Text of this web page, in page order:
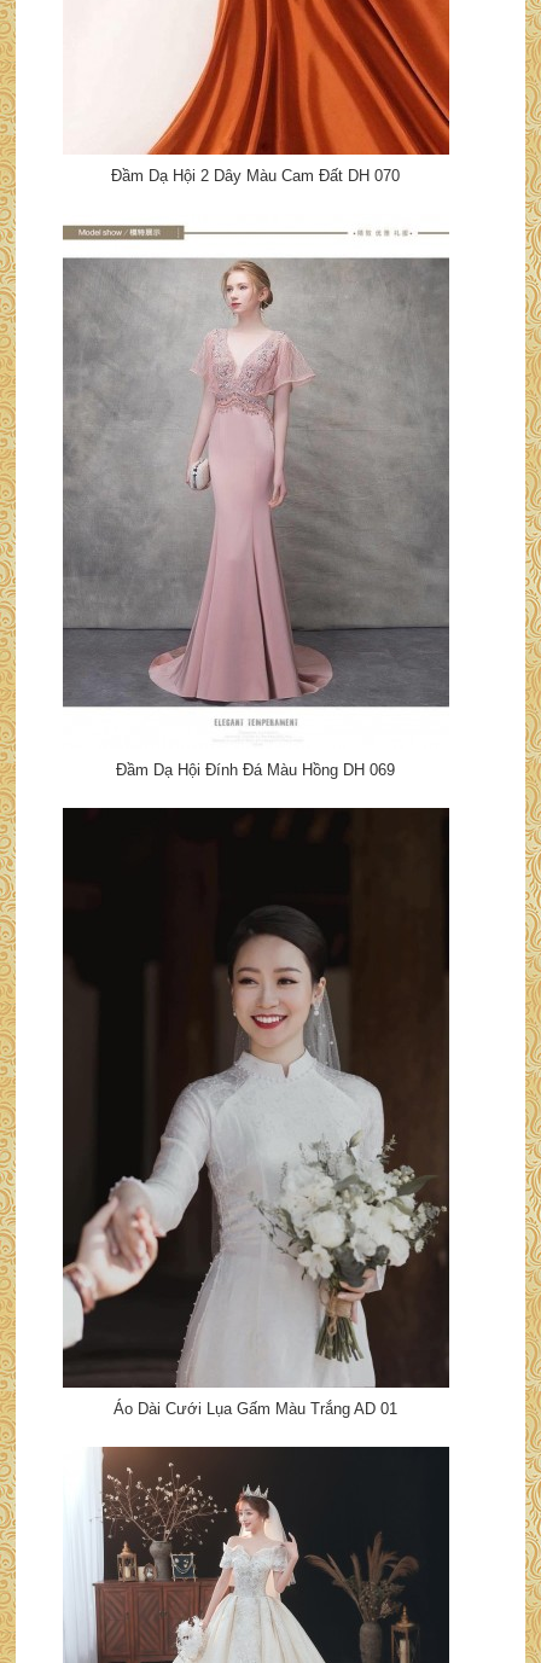
Đầm Dạ Hội 2 Dây Màu Cam Đất DH 070
Đầm Dạ Hội Đính Đá Màu Hồng DH 069
Áo Dài Cưới Lụa Gấm Màu Trắng AD 01